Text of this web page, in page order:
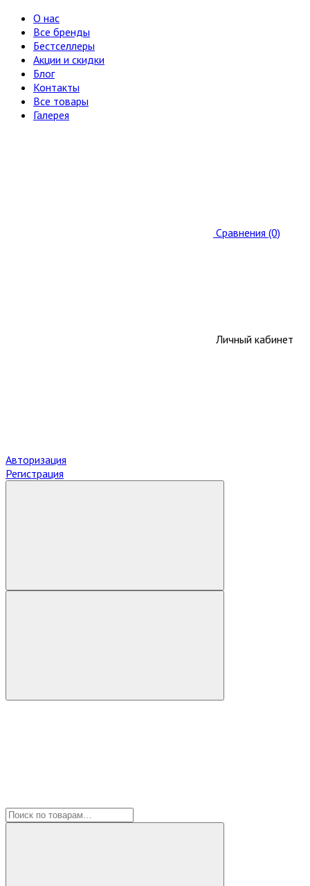
О нас
Все бренды
Бестселлеры
Акции и скидки
Блог
Контакты
Все товары
Галерея
Сравнения (0)
Личный кабинет
Авторизация
Регистрация